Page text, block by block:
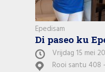
Epedisam
Di paseo ku
Vrijdag 15 mei
Rooi santu 408